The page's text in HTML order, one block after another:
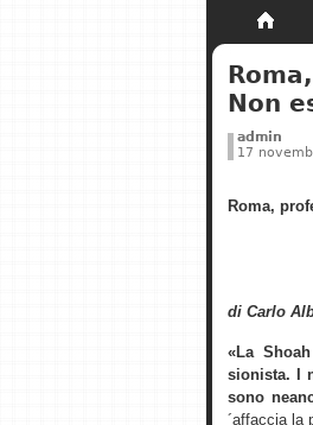
Non
Non
admin
17
Roma,
di Carlo
«La
sionista. I
sono
´affaccia la